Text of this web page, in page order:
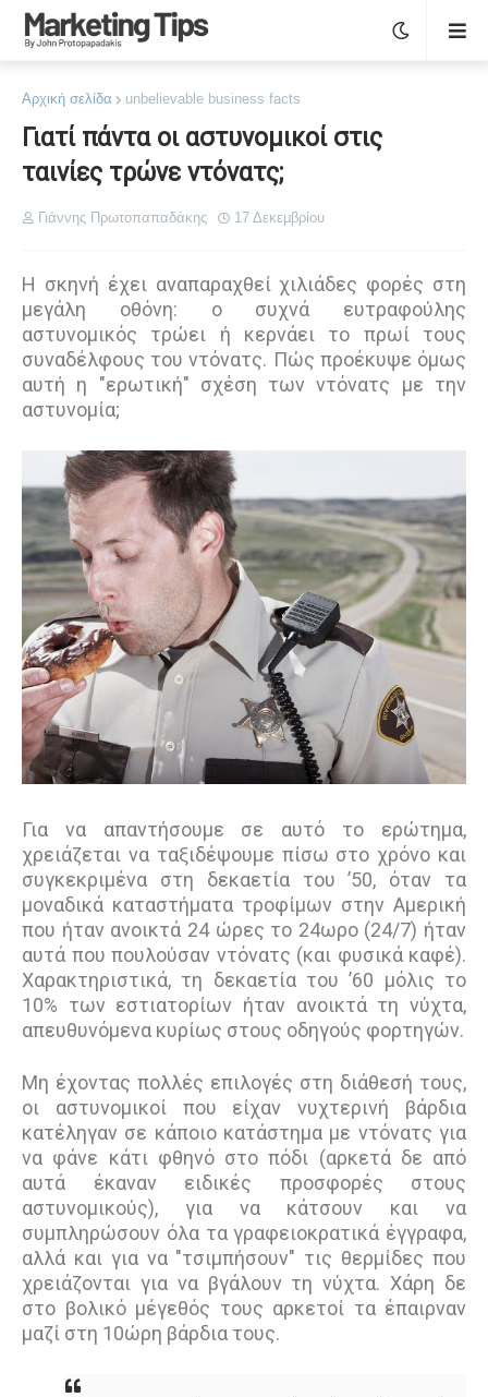
Αρχική σελίδα unbelievable business facts
Γιατί πάντα οι αστυνομικοί στις
ταινίες τρώνε ντόνατς;
Γιάννης Πρωτοπαπαδάκης 17 Δεκεμβρίου
H σκηνή έχει αναπαραχθεί χιλιάδες φορές στη
μεγάλη οθόνη: ο συχνά ευτραφούλης
αστυνομικός τρώει ή κερνάει το πρωί τους
συναδέλφους του ντόνατς. Πώς προέκυψε όμως
αυτή η "ερωτική" σχέση των ντόνατς με την
αστυνομία;
Για να απαντήσουμε σε αυτό το ερώτημα,
χρειάζεται να ταξιδέψουμε πίσω στο χρόνο και
συγκεκριμένα στη δεκαετία του ’50, όταν τα
μοναδικά καταστήματα τροφίμων στην Αμερική
που ήταν ανοικτά 24 ώρες το 24ωρο (24/7) ήταν
αυτά που πουλούσαν ντόνατς (και φυσικά καφέ).
Χαρακτηριστικά, τη δεκαετία του ’60 μόλις το
10% των εστιατορίων ήταν ανοικτά τη νύχτα,
απευθυνόμενα κυρίως στους οδηγούς φορτηγών.
Μη έχοντας πολλές επιλογές στη διάθεσή τους,
οι αστυνομικοί που είχαν νυχτερινή βάρδια
κατέληγαν σε κάποιο κατάστημα με ντόνατς για
να φάνε κάτι φθηνό στο πόδι (αρκετά δε από
αυτά έκαναν ειδικές προσφορές στους
αστυνομικούς), για να κάτσουν και να
συμπληρώσουν όλα τα γραφειοκρατικά έγγραφα,
αλλά και για να "τσιμπήσουν" τις θερμίδες που
χρειάζονται για να βγάλουν τη νύχτα. Χάρη δε
στο βολικό μέγεθός τους αρκετοί τα έπαιρναν
μαζί στη 10ώρη βάρδια τους.